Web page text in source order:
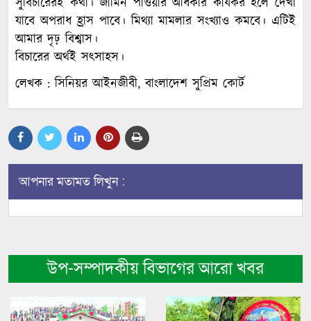
সুবিচারেরই কথা। জামিন পাওয়ার অধিকার কার্যকর হলে দেখা
যাবে অপরাধ হ্রাস পাবে। মিথ্যা মামলার সংখ্যাও কমবে। এটিই
আমার দৃঢ় বিশ্বাস।
বিচারের অর্থই সৎসাহস।
লেখক : সিনিয়র আইনজীবী, বাংলাদেশ সুপ্রিম কোর্ট
আপনার মতামত লিখুন :
উপ-সম্পাদকীয় বিভাগের আরো খবর